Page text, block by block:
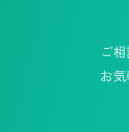
ご
お